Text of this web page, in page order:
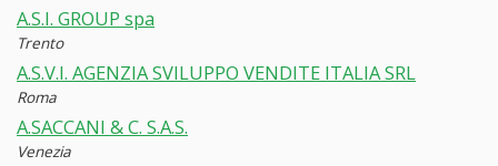
A.S.I. GROUP spa
Trento
A.S.V.I. AGENZIA SVILUPPO VENDITE ITALIA SRL
Roma
A.SACCANI & C. S.A.S.
Venezia